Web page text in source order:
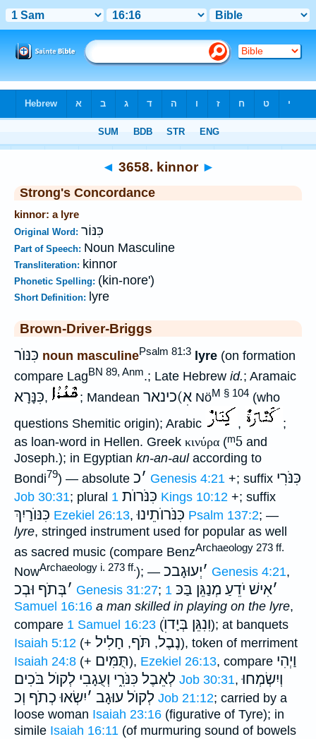
◄ 3658. kinnor ►
Strong's Concordance
kinnor: a lyre
Original Word: כִּנּוֹר
Part of Speech: Noun Masculine
Transliteration: kinnor
Phonetic Spelling: (kin-nore')
Short Definition: lyre
Brown-Driver-Briggs
כִּנּוֺר noun masculinePsalm 81:3 lyre (on formation
compare LagBN 89, Anm.; Late Hebrew id.; Aramaic
כִּנָּרָא, ; Mandean כינאר(אׅ NöM § 104 (who
questions Shemitic origin); Arabic
,
;
as loan-word in Hellen. Greek κινύρα (ᵐ5 and
Joseph.); in Egyptian kn-an-aulaccording to
Bondi79) — absolute ׳כ Genesis 4:21 +; suffix כִּנֹּרִי
Job 30:31; plural כִּנֹּרוֺת 1 Kings 10:12 +; suffix
כִּנּוֺרַיִךְ Ezekiel 26:13,כִּנֹּרוֺתֵינוּ Psalm 137:2; —
lyre, stringed instrument used for popular as well
as sacred music (compare BenzArchaeology 273 ff.
NowArchaeology i. 273 ff.); — ׳יְעוּגָבכ Genesis 4:21,
׳בְּתֹף וּבְכ Genesis 31:27; ׳אִישׁ יֹדֵעַ מְנַגֵּן בַּכּ 1
Samuel 16:16 a man skilled in playing on the lyre,
compare 1 Samuel 16:23 (וִנִגֵּן בְּיָדוֺׅ); at banquets
Isaiah 5:12 (+ נֶבֶל, תֹּף, חָלִיל
), token of merriment
Isaiah 24:8 (+ תֻּמִּים), Ezekiel 26:13, compare וַיְהִי
לְאֵבֶל כִּנֹּרִ֑י וְעֻגָבִי לְקוֺל בֹּכִים Job 30:31,וְיִשְׂמְחוּ
לְקוֺל עוּגָב ׳יִשְׂאוּ כְתֹף וְכ Job 21:12; carried by a
loose woman Isaiah 23:16 (figurative of Tyre); in
simile Isaiah 16:11 (of murmuring sound of bowels